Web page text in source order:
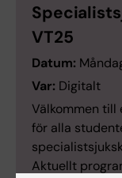
VT25
Datum:
Var: Digitalt
Välkommen till
för alla
Aktuellt